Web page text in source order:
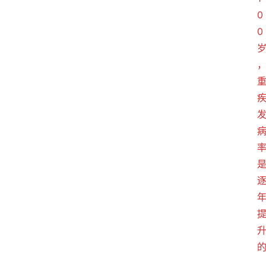
0
0
岁
，
重
疾
发
病
率
是
逐
年
提
升
的